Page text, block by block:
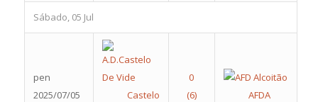
Sábado, 05 Jul
pen
2025/07/05
Castelo
AFDA